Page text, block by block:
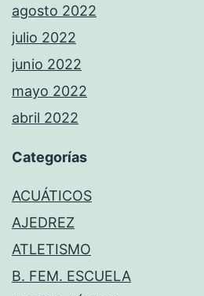
agosto 2022
julio 2022
junio 2022
mayo 2022
abril 2022
Categorías
ACUÁTICOS
AJEDREZ
ATLETISMO
B. FEM. ESCUELA